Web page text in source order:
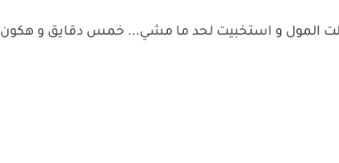
المول و استخبيت لحد ما مشي... خمس دقايق و هكون